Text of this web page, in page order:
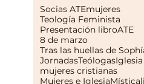
Socias ATEmujeres
Teología Feminista
Presentación libroATE
8 de marzo
Tras las huellas de
JornadasTeólogasIglesia
mujeres cristianas
Mujeres e IglesiaMística